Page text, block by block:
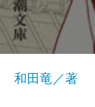
和田竜／著